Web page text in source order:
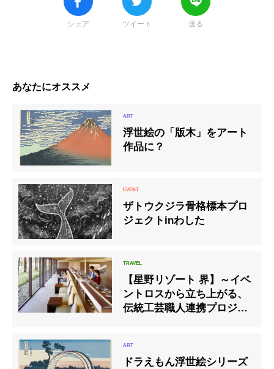
シェア ツイート 送る
あなたにオススメ
浮世絵の「版木」をアート
作品に？
ザトウクジラ骨格標本プロ
ジェクトinわした
【星野リゾート 界】～イベ
ントロスから立ち上がる、
伝統工芸職人連携プロジェ
ドラえもん浮世絵シリーズ